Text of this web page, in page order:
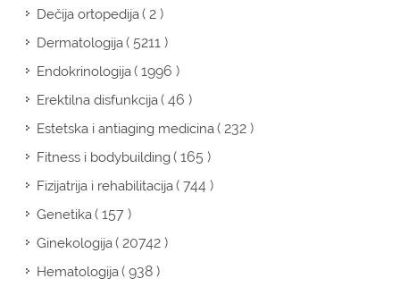
Dečija ortopedija( 2 )
Dermatologija( 5211 )
Endokrinologija( 1996 )
Erektilna disfunkcija( 46 )
Estetska i antiaging medicina( 232 )
Fitness i bodybuilding( 165 )
Fizijatrija i rehabilitacija( 744 )
Genetika( 157 )
Ginekologija( 20742 )
Hematologija( 938 )